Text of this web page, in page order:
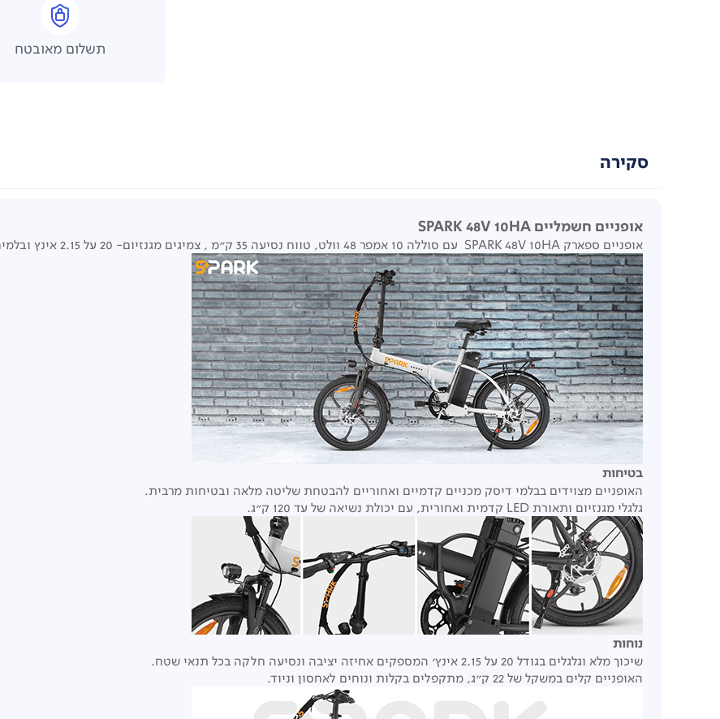
תשלום מאובטח
סקירה
אופניים חשמליים SPARK 48V 10HA
אופניים ספארק SPARK 48V 10HA עם סוללה 10 אמפר 48 וולט, טווח נסיעה 35 ק"מ , צמיגים מגנזיום- 20 על 2.15 אינץ ובלמים מכניים.
בטיחות
האופניים מצוידים בבלמי דיסק מכניים קדמיים ואחוריים להבטחת שליטה מלאה ובטיחות מרבית.
גלגלי מגנזיום ותאורת LED קדמית ואחורית, עם יכולת נשיאה של עד 120 ק"ג.
נוחות
שיכוך מלא וגלגלים בגודל 20 על 2.15 אינץ' המספקים אחיזה יציבה ונסיעה חלקה בכל תנאי שטח.
האופניים קלים במשקל של 22 ק"ג, מתקפלים בקלות ונוחים לאחסון וניוד.